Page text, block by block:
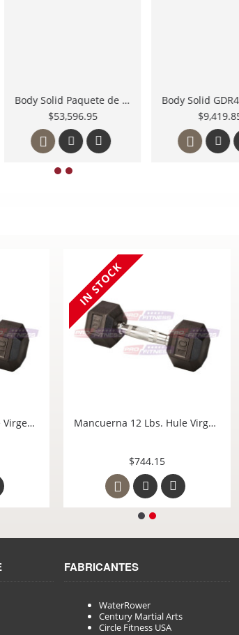
Body Solid Rack Mancuernas Hexagonales 2 pisos
$14,029.95
$175,895.00
Cuerda Bungee Original WRPK500 Modelo M1 Waterrower México
SOLD OUT
Mancuerna 5 Lbs. Hule Virgen Hexagonal Cromada Body Solid Mexico SDR5
$326.70
FABRICANTES
WaterRower
Century Martial Arts
Circle Fitness USA